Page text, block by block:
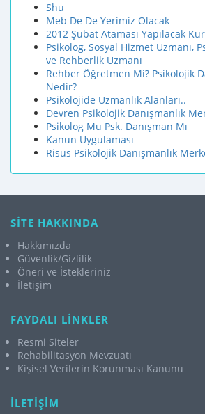
Shu
Meb De De Yerimiz Olacak
2012 Şubat Ataması Yapılacak
Psikolog, Sosyal Hizmet Uzmanı,
ve Rehberlik Uzmanı
Rehber Öğretmen Mi? Psikolojik
Nedir?
Psikolojide Uzmanlık Alanları..
Devren Psikolojik Danışmanlık
Psikolog Mu Psk. Danışman Mı
Kanun Uygulaması
Risus Psikolojik Danışmanlık
SİTE HAKKINDA
Hakkımızda
Güvenlik/Gizlilik
Öneri ve İstekleriniz
İletişim
FAYDALI LİNKLER
Resmi Siteler
Rehabilitasyon Mevzuatı
Kişisel Verilerin Korunması Kanunu
İLETİŞİM